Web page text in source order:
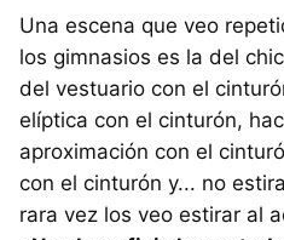
Una escena que veo
los gimnasios es la del
del vestuario con el
elíptica con el cinturón,
aproximación con el
con el cinturón y... no
rara vez los veo estirar al